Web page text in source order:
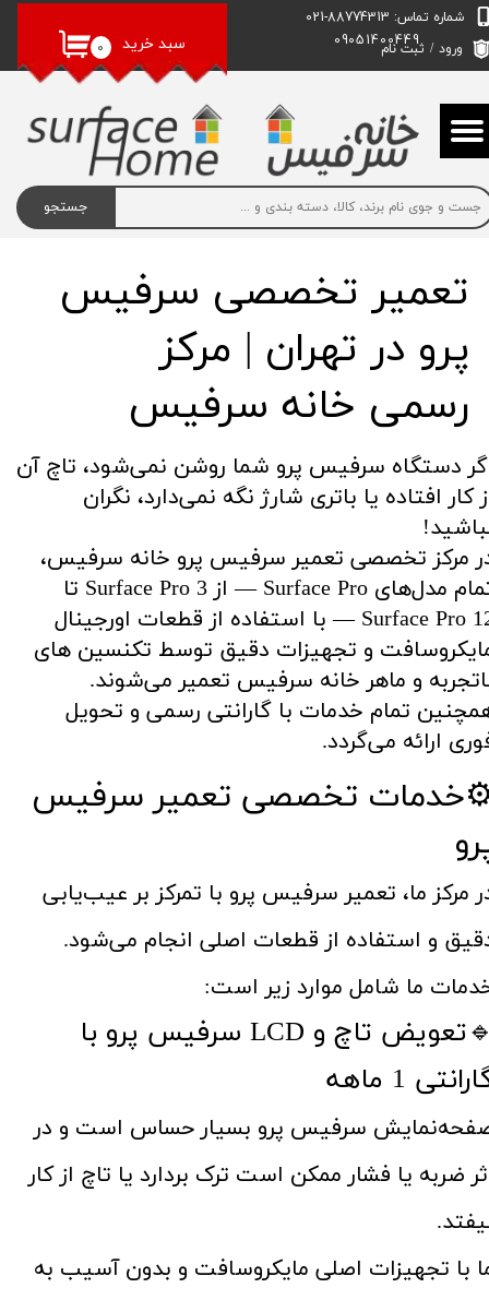
جستجو
09051400449
۰ سبد خرید ورود / ثبت نام
حساب کاربری من
سفارشات
خروج از حساب کاربری
تعمیر تخصصی سرفیس
پرو در تهران | مرکز
رسمی خانه سرفیس​​​​​​​
دستگاه سرفیس پرو شما روشن نمی‌شود، تاچ آن
کار افتاده یا باتری شارژ نگه نمی‌دارد، نگران
مرکز تخصصی تعمیر سرفیس پرو خانه سرفیس،
تمام مدل‌های Surface Pro — از Surface Pro 3 تا
Surface Pro 12 — با استفاده از قطعات اورجینال
و تجهیزات دقیق توسط تکنسین های
و ماهر خانه سرفیس تعمیر می‌شوند.
تمام خدمات با گارانتی رسمی و تحویل
ارائه می‌گردد.​​​​​​​
تخصصی تعمیر سرفیس
مرکز ما، تعمیر سرفیس پرو با تمرکز بر عیب‌یابی
و استفاده از قطعات اصلی انجام می‌شود.
ما شامل موارد زیر است:
🔹تعویض تاچ و LCD سرفیس پرو با
1 ماهه
سرفیس پرو بسیار حساس است و در
ضربه یا فشار ممکن است ترک بردارد یا تاچ از کار
با تجهیزات اصلی مایکروسافت و بدون آسیب به